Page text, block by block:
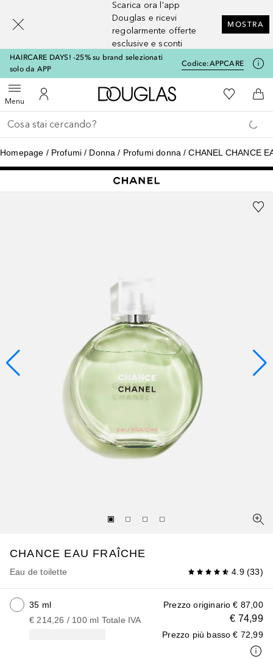
Scarica ora l'app
Douglas e ricevi
regolarmente offerte
esclusive e sconti
MOSTRA
HAIRCARE DAYS! -25% su brand selezionati
solo da APP
Codice:APPCARE
MenuApri menuAl Mio Account
A Douglas HomeAlla Mia
Al
Torna indietro
Esegui ricerca
Homepage Profumi Donna Profumi donna CHANEL CHANCE
CHANCE EAU FRAÎCHE
Eau de toilette 4.9(33)
Prezzo originario € 87,00
€ 74,99
Prezzo più basso € 72,99
35 ml
€ 214,26 / 100 ml Totale IVA
[navigation.slideout.screenreader]